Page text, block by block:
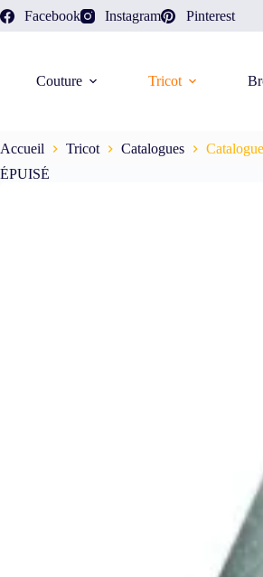
Facebook Instagram Pinterest
Couture Tricot
Accueil Tricot Catalogues
ÉPUISÉ